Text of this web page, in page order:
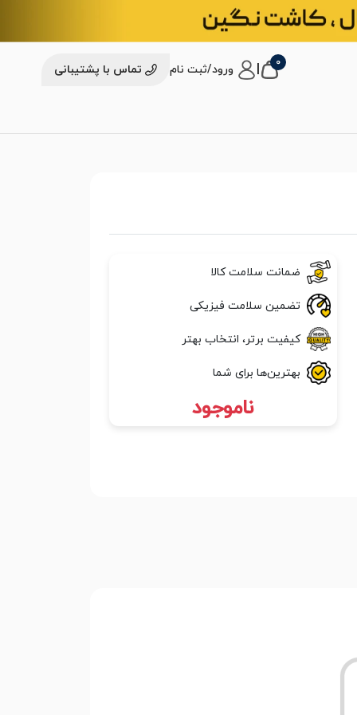
0 ورود/ثبت نام تماس با پشتیبانی
ضمانت سلامت کالا
تضمین سلامت فیزیکی
کیفیت برتر، انتخاب بهتر
بهترین‌ها برای شما
ناموجود